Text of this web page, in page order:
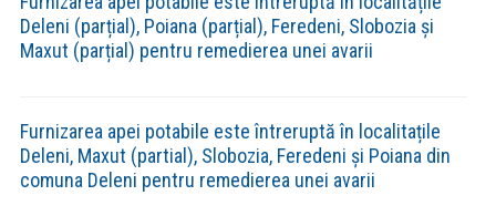
Deleni (parțial), Poiana (parțial), Feredeni, Slobozia și
Maxut (parțial) pentru remedierea unei avarii
Furnizarea apei potabile este întreruptă în localitațile
Deleni, Maxut (partial), Slobozia, Feredeni și Poiana din
comuna Deleni pentru remedierea unei avarii